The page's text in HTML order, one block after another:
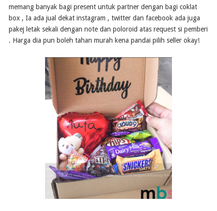
memang banyak bagi present untuk partner dengan bagi coklat
box , Ia ada jual dekat instagram , twitter dan facebook ada juga
pakej letak sekali dengan note dan poloroid atas request si pemberi
. Harga dia pun boleh tahan murah kena pandai pilih seller okay!